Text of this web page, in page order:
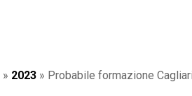
» 2023 » Probabile formazione